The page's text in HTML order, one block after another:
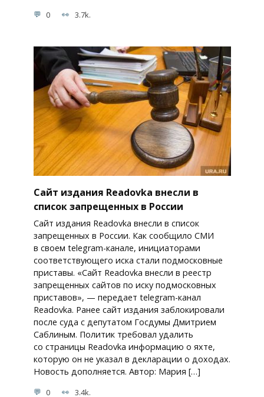
0 3.7k.
Сайт издания Readovka внесли в
список запрещенных в России
Сайт издания Readovka внесли в список
запрещенных в России. Как сообщило СМИ
в своем telegram-канале, инициаторами
соответствующего иска стали подмосковные
приставы. «Сайт Readovka внесли в реестр
запрещенных сайтов по иску подмосковных
приставов», — передает telegram-канал
Readovka. Ранее сайт издания заблокировали
после суда с депутатом Госдумы Дмитрием
Саблиным. Политик требовал удалить
со страницы Readovka информацию о яхте,
которую он не указал в декларации о доходах.
Новость дополняется. Автор: Мария […]
0 3.4k.